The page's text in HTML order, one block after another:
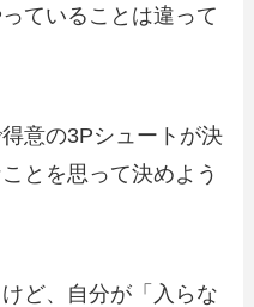
ていることは違って
意の3Pシュートが決
とを思って決めよう
ど、自分が「入らな